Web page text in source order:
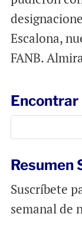
Escalona,
FANB.
Encontrar
Resumen
Suscríbete
semanal de